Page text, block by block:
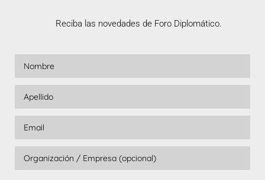
Reciba las novedades de Foro Diplomático.